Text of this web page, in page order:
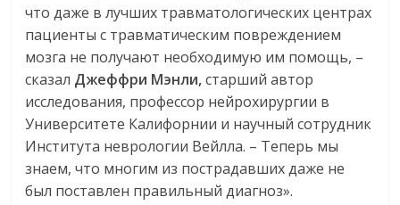
что даже в лучших травматологических центрах
пациенты с травматическим повреждением
мозга не получают необходимую им помощь, –
сказал Джеффри Мэнли,старший автор
исследования, профессор нейрохирургии в
Университете Калифорнии и научный сотрудник
Института неврологии Вейлла. – Теперь мы
знаем, что многим из пострадавших даже не
был поставлен правильный диагноз».